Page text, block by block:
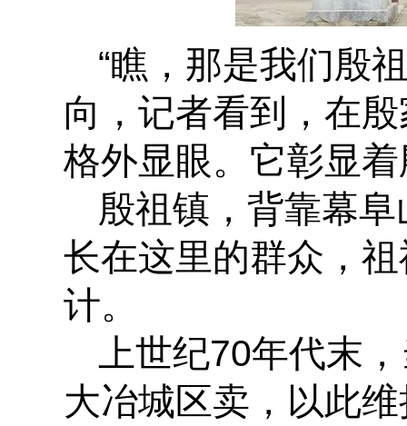
“瞧，那是我们殷
向，记者看到，在
格外显眼。它彰显
殷祖镇，背靠幕
长在这里的群众，
计。
上世纪70年代末
大冶城区卖，以此